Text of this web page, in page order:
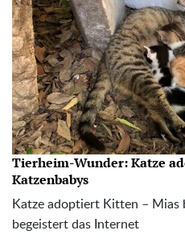
Tierheim-Wunder: Katze
Katzenbabys
Katze adoptiert Kitten – Mias
begeistert das Internet